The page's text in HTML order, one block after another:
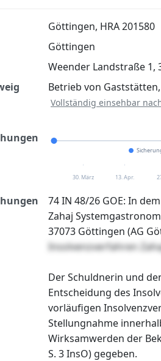
nach kostenloser
Jetzt kostenlos registrieren
Göttingen, HRA 201580
Göttingen
Weender Landstraße 1,
Betrieb von
Vollständig einsehbar
30. März 13. Apr.
74 IN 48/26 GOE: In
Zahaj
37073 Göttingen (AG
Insolvenzverfahren
Der Schuldnerin und
Entscheidung des
vorläufigen
Stellungnahme
Wirksamwerden der
S. 3 InsO) gegeben.